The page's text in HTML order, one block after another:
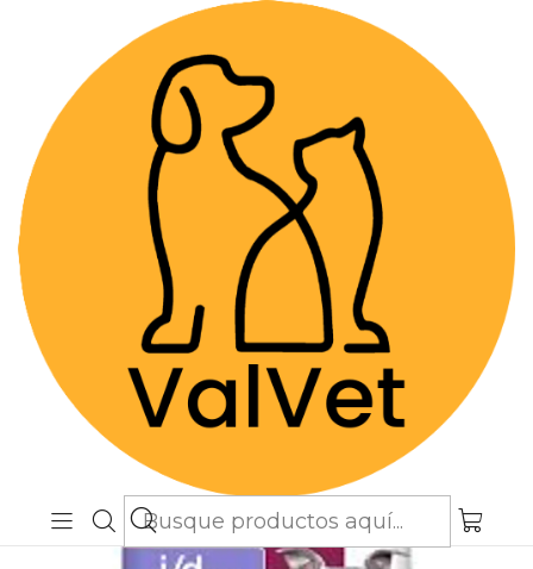
Despacho GRATIS por compras sobre
$89.990(Válido desde Coquimbo hasta Los
Lagos)
Alimentos y Snacks
Alimentos Medicados
Canine i/d Digestive Care Low Fat 3,85 kg